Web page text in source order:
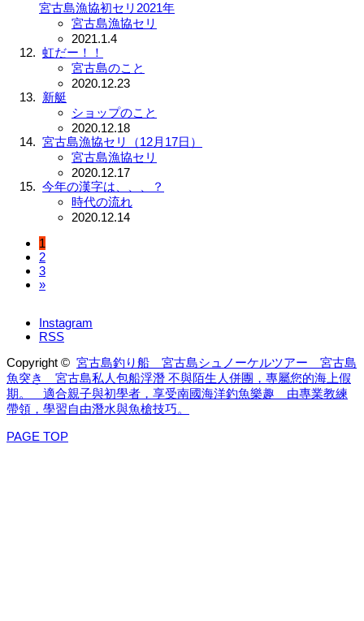
宮古島漁協初セリ2021年
宮古島漁協セリ
2021.1.4
虹だー！！
宮古島のこと
2020.12.23
新艇
ショップのこと
2020.12.18
宮古島漁協セリ（12月17日）
宮古島漁協セリ
2020.12.17
今年の漢字は、、、？
時代の流れ
2020.12.14
1
2
3
»
Instagram
RSS
Copyright © 宮古島釣り船 宮古島シュノーケルツアー 宮古島
魚突き 宮古島私人包船浮潛 不與陌生人併團，專屬您的海上假
期。 適合親子與初學者，享受南國海洋釣魚樂趣 由專業教練
帶領，學習自由潛水與魚槍技巧。
PAGE TOP